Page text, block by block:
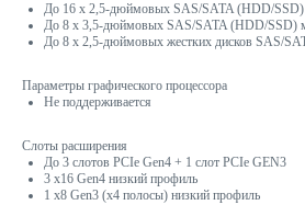
До 16 x 2,5-дюймовых SAS/SATA (HDD/SSD)
До 8 x 3,5-дюймовых SAS/SATA (HDD/SSD)
До 8 x 2,5-дюймовых жестких дисков SAS/
Параметры графического процессора
Не поддерживается
Слоты расширения
До 3 слотов PCIe Gen4 + 1 слот PCIe GEN3
3 x16 Gen4 низкий профиль
1 x8 Gen3 (x4 полосы) низкий профиль